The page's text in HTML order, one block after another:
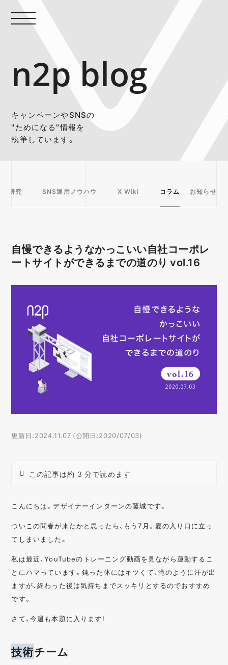
n2p blog
キャンペーンやSNSの
"ためになる"情報を
執筆しています。
研究 SNS運用ノウハウ X Wiki コラム お知らせ
自慢できるようなかっこいい自社コーポレ
ートサイトができるまでの道のり vol.16
更新日:2024.11.07 (公開日:2020/07/03)
この記事は約 3 分で読めます
こんにちは。デザイナーインターンの藤城です。
ついこの間春が来たかと思ったら、もう7月。夏の入り口に立っ
てしまいました。
私は最近、YouTubeのトレーニング動画を見ながら運動するこ
とにハマっています。鈍った体にはキツくて、滝のように汗が出
ますが、終わった後は気持ちまでスッキリとするのでおすすめ
です。
さて、今週も本題に入ります!
技術チーム